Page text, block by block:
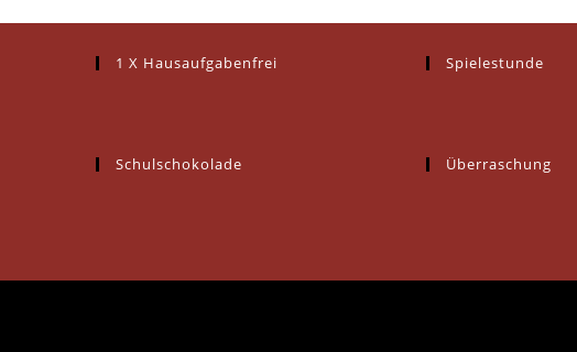
1 X Hausaufgabenfrei
Schulschokolade
Spielestunde
Überraschung